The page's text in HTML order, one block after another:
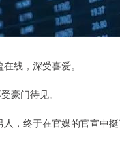
线，深受喜爱。
豪门待见。
，终于在官媒的官宣中挺
4694.44 43.13